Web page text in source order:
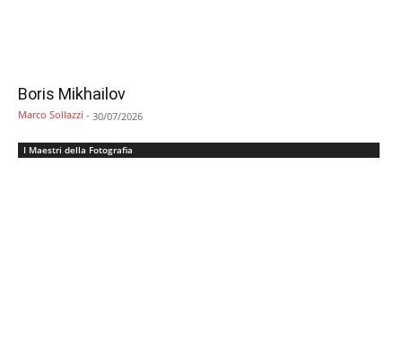
Boris Mikhailov
Marco Sollazzi - 30/07/2026
I Maestri della Fotografia